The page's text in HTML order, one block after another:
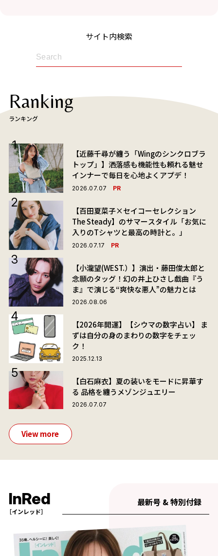
サイト内検索
Ranking
ランキング
【近藤千尋が纏う「Wingのシンクロブラ
トップ」】洒落感も機能性も頼れる魅せ
インナーで毎日を心地よくアプデ！
2026.07.07 PR
【百田夏菜子×セイコーセレクション
The Steady】のサマースタイル「お気に
入りのTシャツと最高の時計と。」
2026.07.17 PR
【小瀧望(WEST.）】演出・藤田俊太郎と
念願のタッグ！幻の井上ひさし戯曲『う
ま』で演じる“爽快な悪人”の魅力とは
2026.08.06
【2026年開運】【シウマの数字占い】 ま
ずは自分の身のまわりの数字をチェッ
ク！
2025.12.13
【白石麻衣】夏の装いをモードに昇華す
る 品格を纏うメゾンジュエリー
2026.07.07
View more
InRed
［インレッド］
最新号 & 特別付録